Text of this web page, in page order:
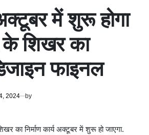
में शुरू होगा
के शिखर का
फाइनल
2024 by
का निर्माण कार्य अक्टूबर में शुरू हो जाएगा.